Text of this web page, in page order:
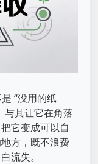
“没用的纸
与其让它在角落
它变成可以自
方，既不浪费
流失。